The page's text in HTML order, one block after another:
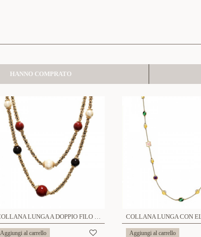
HANNO COMPRATO
COLLANA LUNGA A DOPPIO FILO CON PERLA E PALLINA - S13393-1A
Aggiungi al carrello Aggiungi al carrello